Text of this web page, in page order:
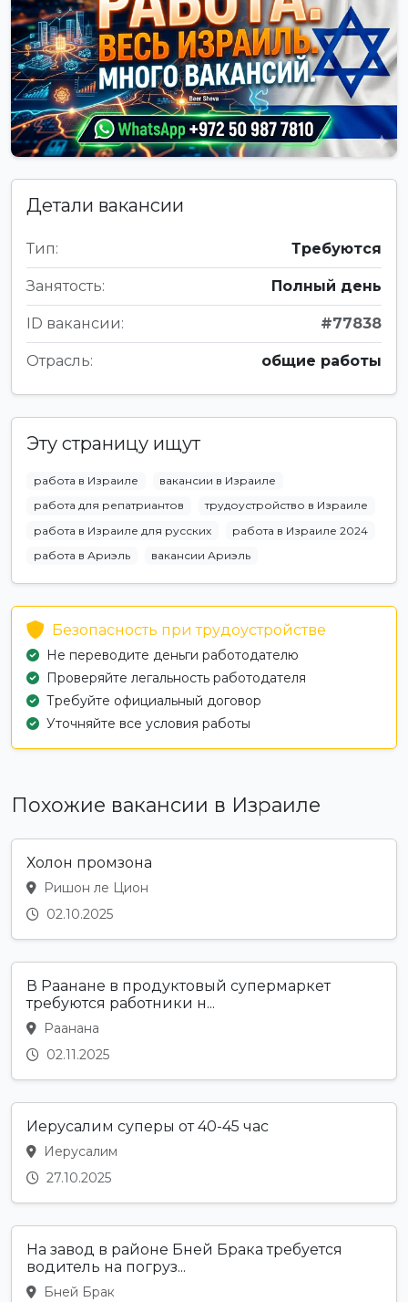
Детали вакансии
Тип: Требуются
Занятость: Полный день
ID вакансии: #77838
Отрасль: общие работы
Эту страницу ищут
работа в Израиле
вакансии в Израиле
работа для репатриантов
трудоустройство в Израиле
работа в Израиле для русских
работа в Израиле 2024
работа в Ариэль
вакансии Ариэль
Безопасность при трудоустройстве
Не переводите деньги работодателю
Проверяйте легальность работодателя
Требуйте официальный договор
Уточняйте все условия работы
Похожие вакансии в Израиле
Холон промзона
Ришон ле Цион
02.10.2025
В Раанане в продуктовый супермаркет
требуются работники н...
Раанана
02.11.2025
Иерусалим суперы от 40-45 час
Иерусалим
27.10.2025
На завод в районе Бней Брака требуется
водитель на погруз...
Бней Брак